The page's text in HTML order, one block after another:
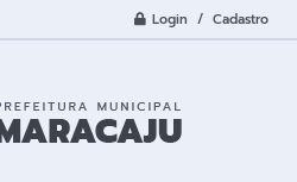
Login / Cadastro